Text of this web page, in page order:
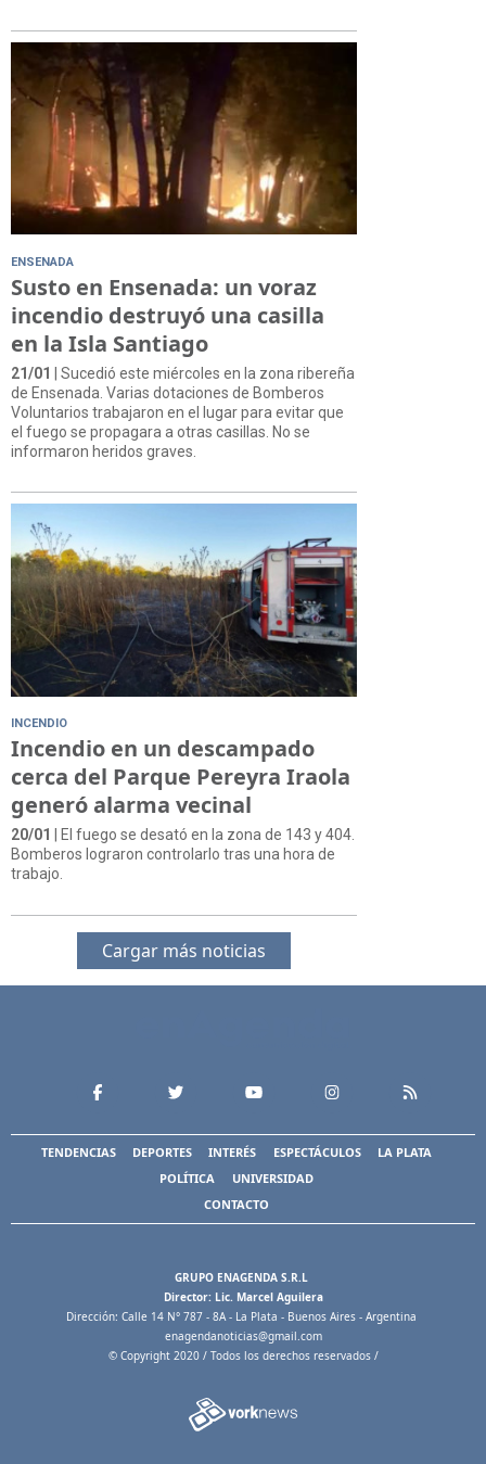
ENSENADA
Susto en Ensenada: un voraz
incendio destruyó una casilla
en la Isla Santiago
21/01 | Sucedió este miércoles en la zona ribereña
de Ensenada. Varias dotaciones de Bomberos
Voluntarios trabajaron en el lugar para evitar que
el fuego se propagara a otras casillas. No se
informaron heridos graves.
INCENDIO
Incendio en un descampado
cerca del Parque Pereyra Iraola
generó alarma vecinal
20/01
| El fuego se desató en la zona de 143 y 404.
Bomberos lograron controlarlo tras una hora de
trabajo.
Cargar más noticias
TENDENCIAS DEPORTES INTERÉS ESPECTÁCULOS
LA PLATA
POLÍTICA
UNIVERSIDAD
CONTACTO
GRUPO ENAGENDA S.R.L
Director: Lic. Marcel Aguilera
Dirección: Calle 14 N° 787 - 8A - La Plata - Buenos Aires - Argentina
enagendanoticias@gmail.com
© Copyright 2020 / Todos los derechos reservados /